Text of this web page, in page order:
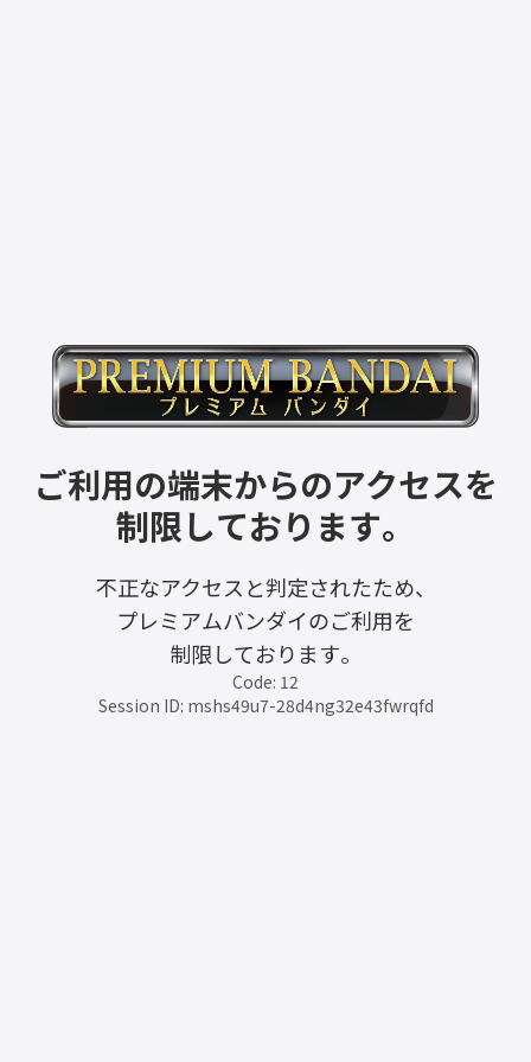
ご利用の端末からのアクセスを
制限しております。
不正なアクセスと判定されたため、
プレミアムバンダイのご利用を
制限しております。
Code: 12
Session ID: mshs49u7-28d4ng32e43fwrqfd